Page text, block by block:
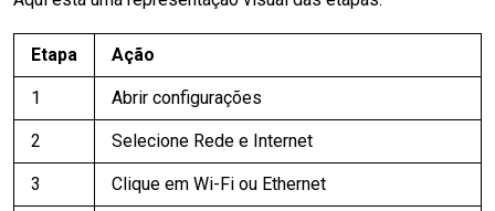
Etapa Ação
1 Abrir configurações
2 Selecione Rede e Internet
3 Clique em Wi-Fi ou Ethernet